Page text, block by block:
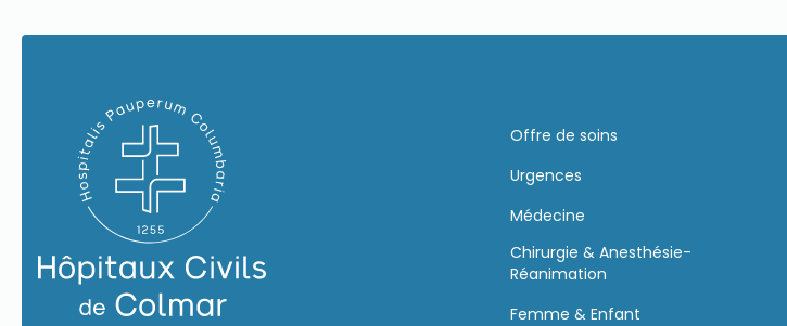
Offre de soins
Urgences
Médecine
Chirurgie & Anesthésie-
Réanimation
Femme & Enfant